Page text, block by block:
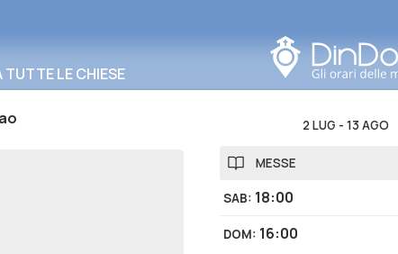
LE CHIESE
2 LUG - 13 AGO
MESSE
SAB: 18:00
DOM: 16:00